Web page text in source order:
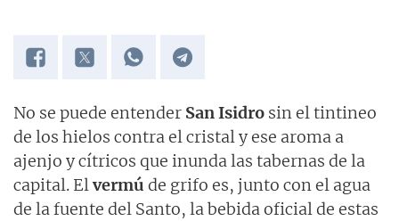
No se puede entender San Isidro sin el tintineo
de los hielos contra el cristal y ese aroma a
ajenjo y cítricos que inunda las tabernas de la
capital. Elvermú de grifo es, junto con el agua
de la fuente del Santo, la bebida oficial de estas